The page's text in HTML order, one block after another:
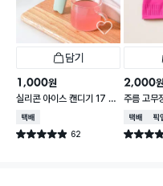
담기
1,000원
실리콘 아이스 캔디기 17 X
4 cm
택배배송
별점 4.9점 62
건 작성
2,000
주름 고무
택배배송매
별점 4.9점